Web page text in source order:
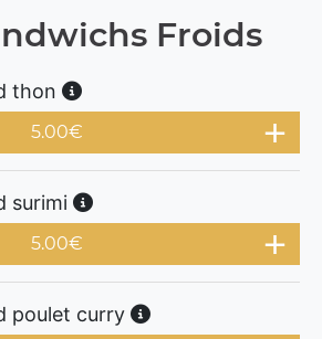
Froids
thon
5.00€
surimi
5.00€
poulet curry